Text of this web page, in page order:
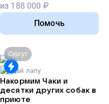
из 188 000 ₽
Помочь
Сургут
Дай лапу
Накормим Чаки и
десятки других собак в
приюте